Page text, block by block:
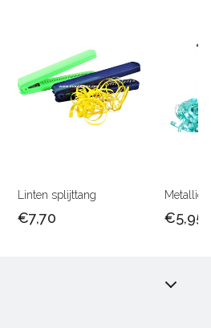
Linten splijttang
€7,70
Metallic
€5,95